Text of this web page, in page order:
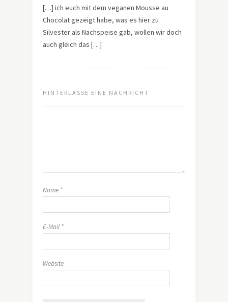
[…] ich euch mit dem veganen Mousse au
Chocolat gezeigt habe, was es hier zu
Silvester als Nachspeise gab, wollen wir doch
auch gleich das […]
HINTERLASSE EINE NACHRICHT
Name *
E-Mail *
Website